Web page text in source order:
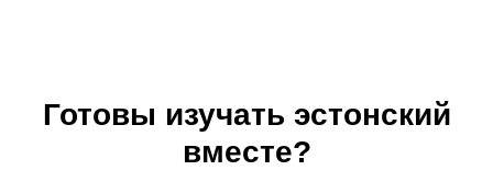
Готовы изучать эстонский
вместе?